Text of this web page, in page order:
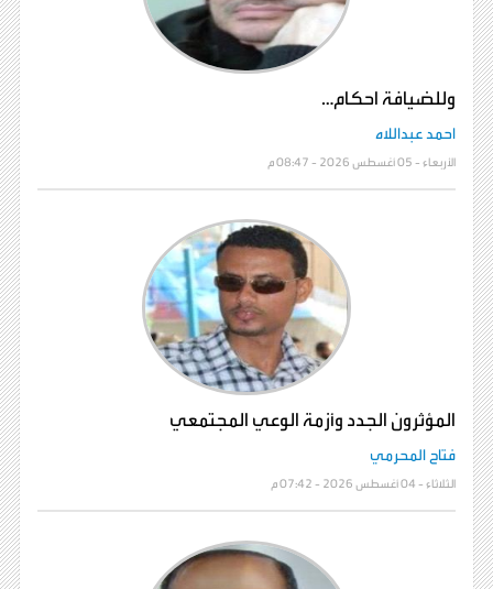
وللضيافة احكام…
احمد عبداللاه
الأربعاء - 05 أغسطس 2026 - 08:47 م
المؤثرون الجدد وأزمة الوعي المجتمعي
فتاح المحرمي
الثلاثاء - 04 أغسطس 2026 - 07:42 م